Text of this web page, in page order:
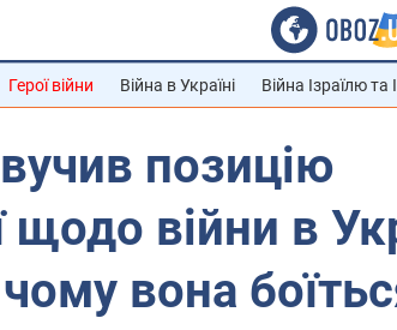
Герої війни Війна в Україні Війна Ізраїлю та
позицію
війни в
вона